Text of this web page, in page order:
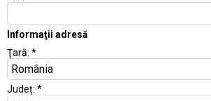
Informaţii adresă
Ţară: *
Județ: *